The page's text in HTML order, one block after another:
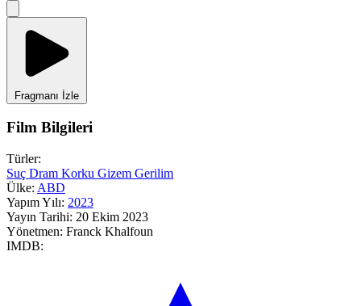
Fragmanı İzle
Film Bilgileri
Türler:
Suç Dram Korku Gizem Gerilim
Ülke: ABD
Yapım Yılı: 2023
Yayın Tarihi: 20 Ekim 2023
Yönetmen: Franck Khalfoun
IMDB: